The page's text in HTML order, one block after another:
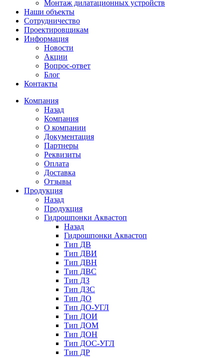
Монтаж дилатационных устройств
Наши объекты
Сотрудничество
Проектировщикам
Информация
Новости
Акции
Вопрос-ответ
Блог
Контакты
Компания
Назад
Компания
О компании
Документация
Партнеры
Реквизиты
Оплата
Доставка
Отзывы
Продукция
Назад
Продукция
Гидрошпонки Аквастоп
Назад
Гидрошпонки Аквастоп
Тип ДВ
Тип ДВИ
Тип ДВН
Тип ДВС
Тип ДЗ
Тип ДЗС
Тип ДО
Тип ДО-УГЛ
Тип ДОИ
Тип ДОМ
Тип ДОН
Тип ДОС-УГЛ
Тип ДР